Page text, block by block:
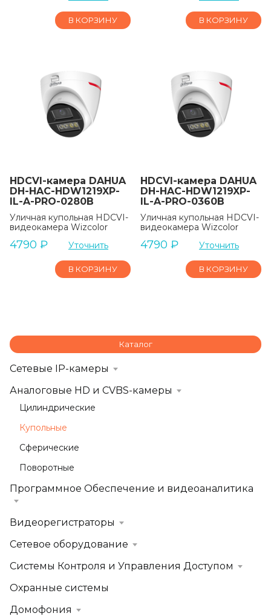
В КОРЗИНУ В КОРЗИНУ
HDCVI-камера DAHUA
DH-HAC-HDW1219XP-
IL-A-PRO-0280B
Уличная купольная HDCVI-
видеокамера Wizcolor
4790 ₽ Уточнить
В КОРЗИНУ
HDCVI-камера DAHUA
DH-HAC-HDW1219XP-
IL-A-PRO-0360B
Уличная купольная HDCVI-
видеокамера Wizcolor
4790 ₽ Уточнить
В КОРЗИНУ
Каталог
Сетевые IP-камеры
Аналоговые HD и CVBS-камеры
Цилиндрические
Купольные
Сферические
Поворотные
Программное Обеспечение и видеоаналитика
Видеорегистраторы
Сетевое оборудование
Системы Контроля и Управления Доступом
Охранные системы
Домофония